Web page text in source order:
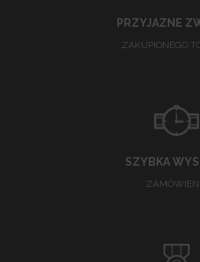
PRZYJAZNE
ZAKUPIONEGO
SZYBKA